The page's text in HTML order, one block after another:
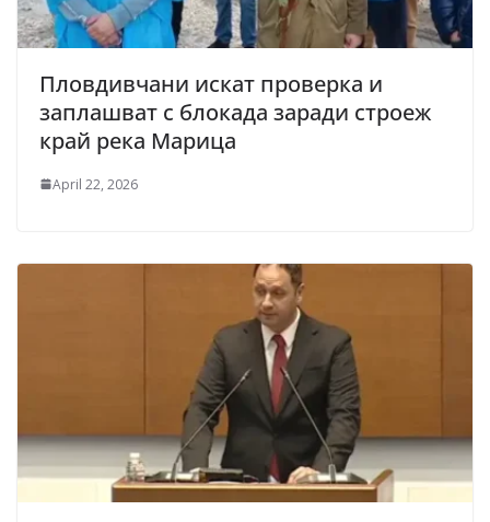
Пловдивчани искат проверка и
заплашват с блокада заради строеж
край река Марица
April 22, 2026